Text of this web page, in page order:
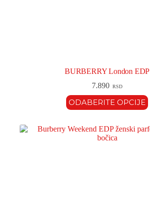
BURBERRY London EDP
7.890 RSD
ODABERITE OPCIJE